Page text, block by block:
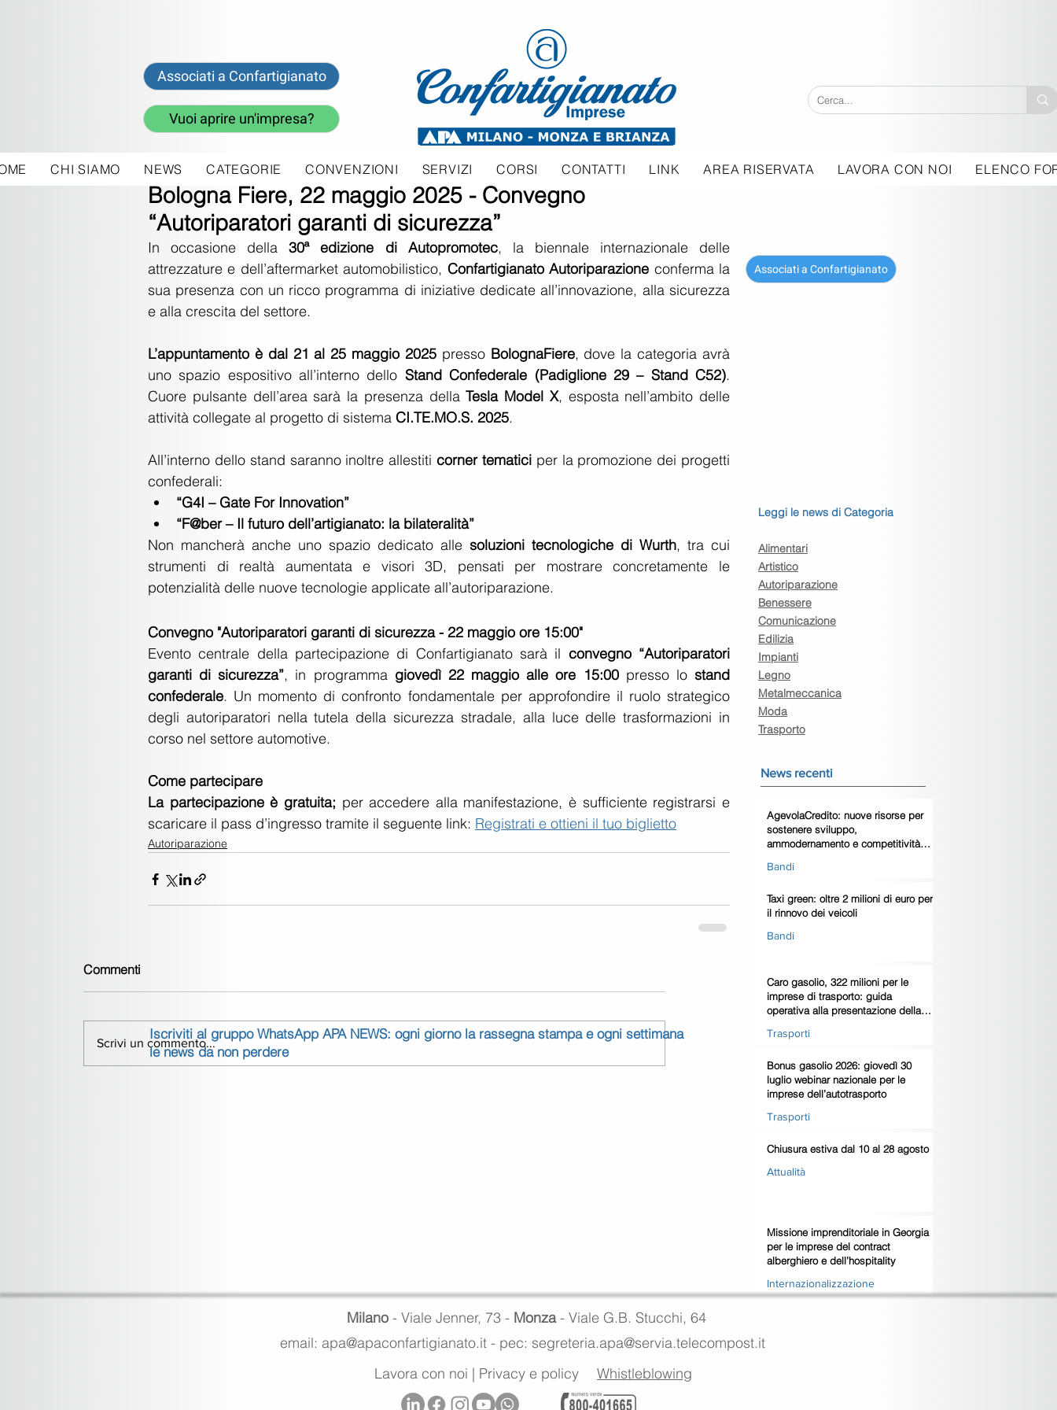
Associati a Confartigianato
Vuoi aprire un'impresa?
CHI SIAMO NEWS CATEGORIE CONVENZIONI SERVIZI CORSI CONTATTI LINK AREA RISERVATA LAVORA CON NOI ELENCO
Bologna Fiere, 22 maggio 2025 - Convegno
“Autoriparatori garanti di sicurezza”
16 mag 2025
In occasione della 30ª edizione di Autopromotec, la biennale internazionale delle
attrezzature e dell’aftermarket automobilistico, Confartigianato Autoriparazione conferma la
sua presenza con un ricco programma di iniziative dedicate all’innovazione, alla sicurezza
e alla crescita del settore.
L’appuntamento è dal 21 al 25 maggio 2025 presso BolognaFiere, dove la categoria avrà
uno spazio espositivo all’interno dello Stand Confederale (Padiglione 29 – Stand C52).
Cuore pulsante dell’area sarà la presenza della Tesla Model X, esposta nell’ambito delle
attività collegate al progetto di sistema CI.TE.MO.S. 2025.
All’interno dello stand saranno inoltre allestiti corner tematici per la promozione dei progetti
confederali:
“G4I – Gate For Innovation”
“F@ber – Il futuro dell’artigianato: la bilateralità”
Non mancherà anche uno spazio dedicato alle soluzioni tecnologiche di Wurth, tra cui
strumenti di realtà aumentata e visori 3D, pensati per mostrare concretamente le
potenzialità delle nuove tecnologie applicate all’autoriparazione.
Convegno "Autoriparatori garanti di sicurezza - 22 maggio ore 15:00"
Evento centrale della partecipazione di Confartigianato sarà il convegno “Autoriparatori
garanti di sicurezza”, in programma giovedì 22 maggio alle ore 15:00 presso lo stand
confederale. Un momento di confronto fondamentale per approfondire il ruolo strategico
degli autoriparatori nella tutela della sicurezza stradale, alla luce delle trasformazioni in
corso nel settore automotive.
Come partecipare
La partecipazione è gratuita; per accedere alla manifestazione, è sufficiente registrarsi e
scaricare il pass d’ingresso tramite il seguente link: Registrati e ottieni il tuo biglietto
Autoriparazione
Commenti
Scrivi un commento...
Leggi le news di Categoria
Alimentari
Artistico
Autoriparazione
Benessere
Comunicazione
Edilizia
Impianti
Legno
Metalmeccanica
Moda
Trasporto
News recenti
AgevolaCredito: nuove risorse per
sostenere sviluppo,
ammodernamento e competitività
Bandi
Taxi green: oltre 2 milioni di euro per
il rinnovo dei veicoli
Bandi
Caro gasolio, 322 milioni per le
imprese di trasporto: guida
operativa alla presentazione della
Trasporti
Bonus gasolio 2026: giovedì 30
luglio webinar nazionale per le
imprese dell’autotrasporto
Trasporti
Chiusura estiva dal 10 al 28 agosto
Attualità
Missione imprenditoriale in Georgia
per le imprese del contract
alberghiero e dell’hospitality
Internazionalizzazione
Iscriviti al gruppo WhatsApp APA NEWS: ogni giorno la rassegna stampa e ogni settimana
le news da non perdere
Associati a Confartigianato
Milano - Viale Jenner, 73 - Monza- Viale G.B. Stucchi, 64
email: apa@apaconfartigianato.it - pec: segreteria.apa@servia.telecompost.it
Lavora con noi | Privacy e policy Whistleblowing